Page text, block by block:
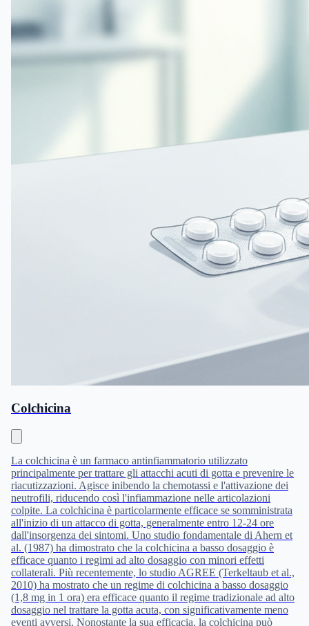
Colchicina
La colchicina è un farmaco antinfiammatorio utilizzato
principalmente per trattare gli attacchi acuti di gotta e prevenire le
riacutizzazioni. Agisce inibendo la chemotassi e l'attivazione dei
neutrofili, riducendo così l'infiammazione nelle articolazioni
colpite. La colchicina è particolarmente efficace se somministrata
all'inizio di un attacco di gotta, generalmente entro 12-24 ore
dall'insorgenza dei sintomi. Uno studio fondamentale di Ahern et
al. (1987) ha dimostrato che la colchicina a basso dosaggio è
efficace quanto i regimi ad alto dosaggio con minori effetti
collaterali. Più recentemente, lo studio AGREE (Terkeltaub et al.,
2010) ha mostrato che un regime di colchicina a basso dosaggio
(1,8 mg in 1 ora) era efficace quanto il regime tradizionale ad alto
dosaggio nel trattare la gotta acuta, con significativamente meno
eventi avversi. Nonostante la sua efficacia, la colchicina può